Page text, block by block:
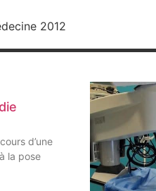
2012
d’une
la pose